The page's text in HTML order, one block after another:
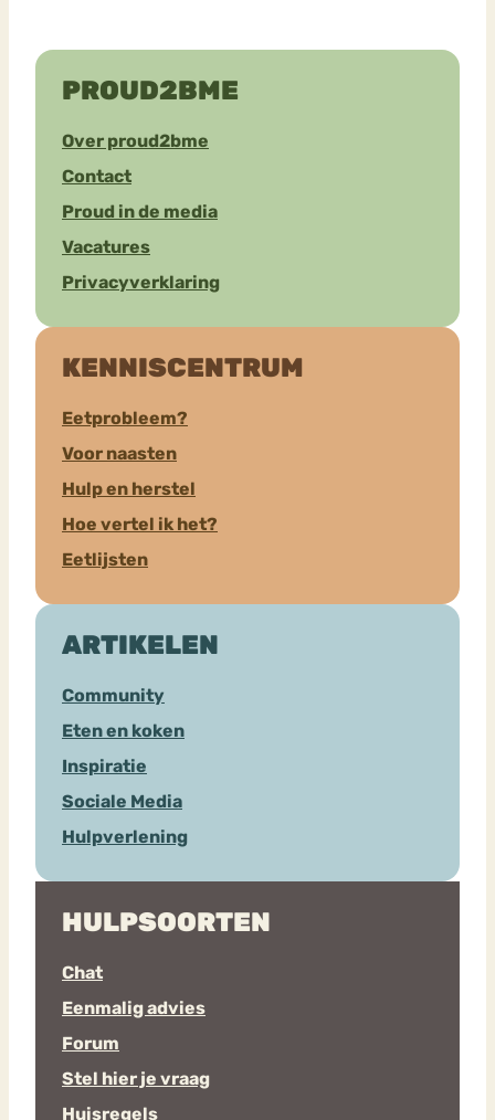
PROUD2BME
Over proud2bme
Contact
Proud in de media
Vacatures
Privacyverklaring
KENNISCENTRUM
Eetprobleem?
Voor naasten
Hulp en herstel
Hoe vertel ik het?
Eetlijsten
ARTIKELEN
Community
Eten en koken
Inspiratie
Sociale Media
Hulpverlening
HULPSOORTEN
Chat
Eenmalig advies
Forum
Stel hier je vraag
Huisregels